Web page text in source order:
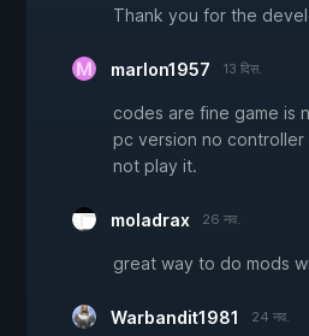
Thank you for the
marlon1957 13 दिस.
codes are fine game is
pc version no controller
not play it.
moladrax 26 नव.
great way to do mods
Warbandit1981 24 नव.